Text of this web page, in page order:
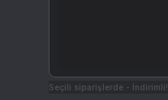
Seçili siparişlerde - İndirimli!